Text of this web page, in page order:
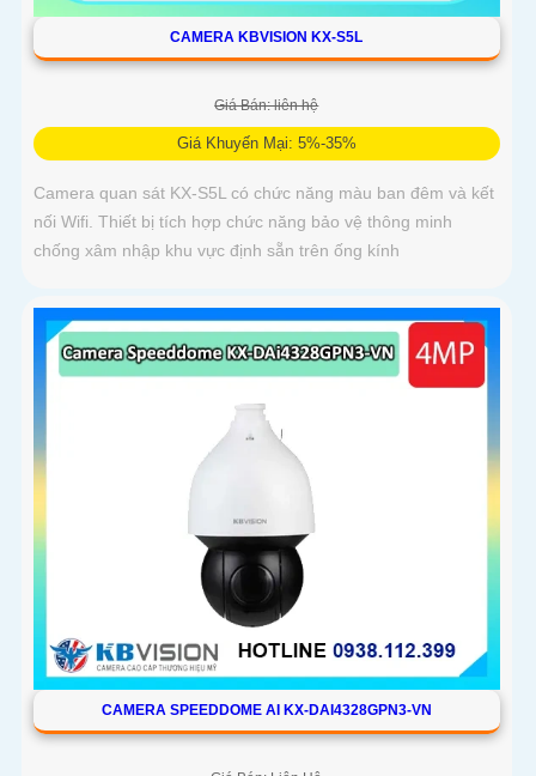
CAMERA KBVISION KX-S5L
Giá Bán: liên hệ
Giá Khuyến Mại: 5%-35%
Camera quan sát KX-S5L có chức năng màu ban đêm và kết
nối Wifi. Thiết bị tích hợp chức năng bảo vệ thông minh
chống xâm nhập khu vực định sẵn trên ống kính
CAMERA SPEEDDOME AI KX-DAI4328GPN3-VN